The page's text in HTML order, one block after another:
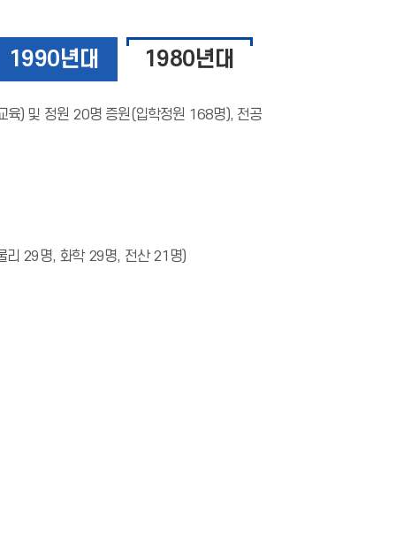
1990년대 1980년대
육) 및 정원 20명 증원(입학정원 168명), 전공
리 29명, 화학 29명, 전산 21명)